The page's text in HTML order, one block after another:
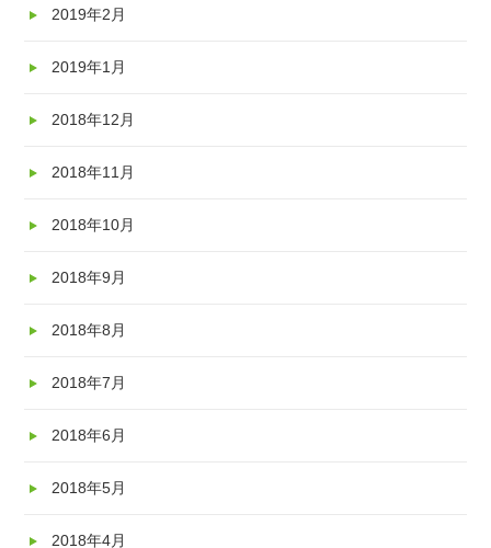
2019年2月
2019年1月
2018年12月
2018年11月
2018年10月
2018年9月
2018年8月
2018年7月
2018年6月
2018年5月
2018年4月